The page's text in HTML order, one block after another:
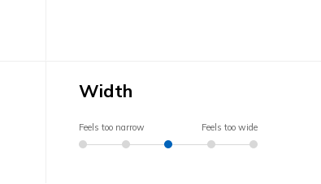
Width
Feels too narrow Feels too wide